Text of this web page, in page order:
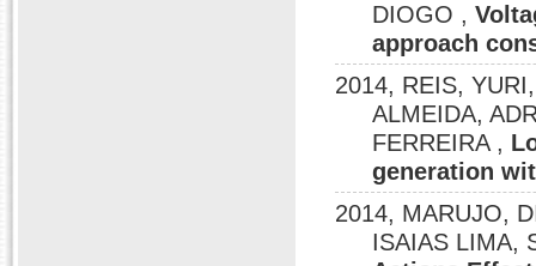
DIOGO ,
approach
2014, REIS,
ALMEIDA,
FERREIRA ,
generation
2014, MARUJO,
ISAIAS LIMA,